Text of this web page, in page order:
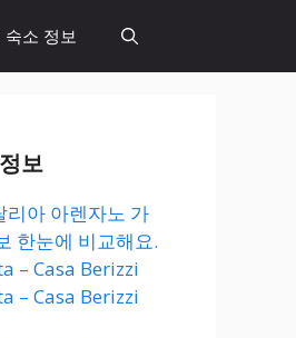
숙소 정보
보
리아 아렌자노 가
한눈에 비교해요.
– Casa Berizzi
– Casa Berizzi